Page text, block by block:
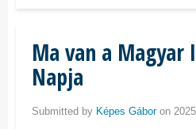
Ma van a
Napja
Submitted by Képes Gáboron